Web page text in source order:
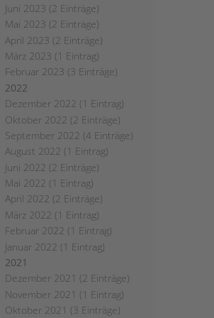
Juni 2023 (2 Einträge)
Mai 2023 (2 Einträge)
April 2023 (2 Einträge)
März 2023 (1 Eintrag)
Februar 2023 (3 Einträge)
2022
Dezember 2022 (1 Eintrag)
Oktober 2022 (2 Einträge)
September 2022 (4 Einträge)
August 2022 (1 Eintrag)
Juni 2022 (2 Einträge)
Mai 2022 (1 Eintrag)
April 2022 (2 Einträge)
März 2022 (1 Eintrag)
Februar 2022 (1 Eintrag)
Januar 2022 (1 Eintrag)
2021
Dezember 2021 (2 Einträge)
November 2021 (1 Eintrag)
Oktober 2021 (3 Einträge)